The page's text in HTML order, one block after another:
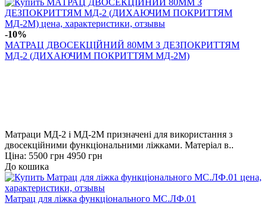
-10%
МАТРАЦ ДВОСЕКЦІЙНИЙ 80ММ З ДЕЗПОКРИТТЯМ
МД-2 (ДИХАЮЧИМ ПОКРИТТЯМ МД-2М)
Матраци МД-2 і МД-2М призначені для використання з
двосекційними функціональними ліжками. Матеріал в..
Ціна: 5500 грн 4950 грн
До кошика
Матрац для ліжка функціонального МС.ЛФ.01